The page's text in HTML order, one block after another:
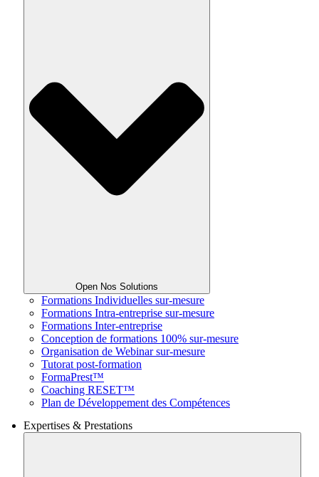
Open Nos Solutions
Formations Individuelles sur-mesure
Formations Intra-entreprise sur-mesure
Formations Inter-entreprise
Conception de formations 100% sur-mesure
Organisation de Webinar sur-mesure
Tutorat post-formation
FormaPrest™
Coaching RESET™
Plan de Développement des Compétences
Expertises & Prestations